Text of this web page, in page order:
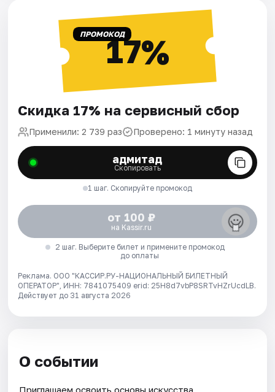
ПРОМОКОД17%
Скидка 17% на сервисный сбор
Применили: 2 739 раз Проверено: 1 минуту назад
адмитад
Скопировать
1 шаг. Скопируйте промокод
от 100 ₽
на Kassir.ru
2 шаг. Выберите билет и примените промокод
до оплаты
Реклама. ООО "КАССИР.РУ-НАЦИОНАЛЬНЫЙ БИЛЕТНЫЙ
ОПЕРАТОР", ИНН: 7841075409 erid: 25H8d7vbP8SRTvHZrUcdLB.
Действует до 31 августа 2026
О событии
Приглашаем освоить основы искусства